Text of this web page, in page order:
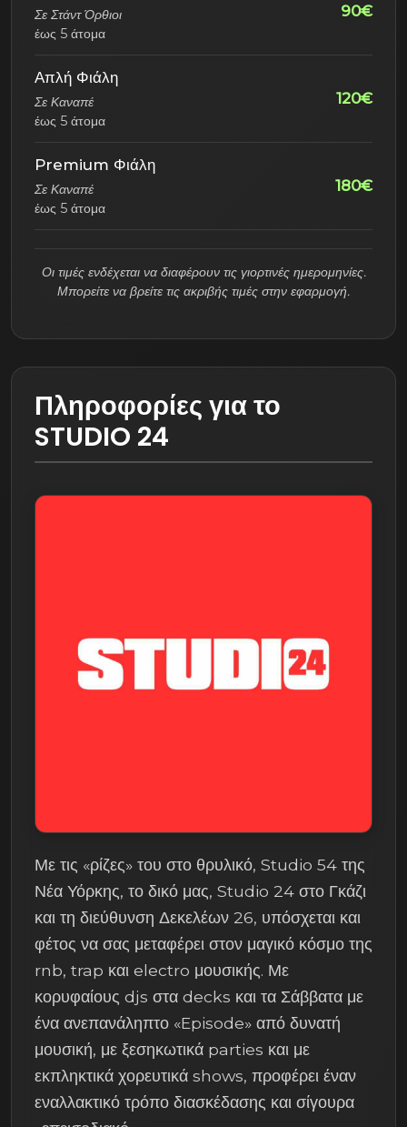
Σε Στάντ Όρθιοι
έως 5 άτομα
90€
Απλή Φιάλη
Σε Καναπέ
έως 5 άτομα
120€
Premium Φιάλη
Σε Καναπέ
έως 5 άτομα
180€
Οι τιμές ενδέχεται να διαφέρουν τις γιορτινές ημερομηνίες.
Μπορείτε να βρείτε τις ακριβής τιμές στην εφαρμογή.
Πληροφορίες για το
STUDIO 24
Με τις «ρίζες» του στο θρυλικό, Studio 54 της
Νέα Υόρκης, το δικό μας, Studio 24 στο Γκάζι
και τη διεύθυνση Δεκελέων 26, υπόσχεται και
φέτος να σας μεταφέρει στον μαγικό κόσμο της
rnb, trap και electro μουσικής. Με
κορυφαίους djs στα decks και τα Σάββατα με
ένα ανεπανάληπτο «Episode» από δυνατή
μουσική, με ξεσηκωτικά parties και με
εκπληκτικά χορευτικά shows, προφέρει έναν
εναλλακτικό τρόπο διασκέδασης και σίγουρα